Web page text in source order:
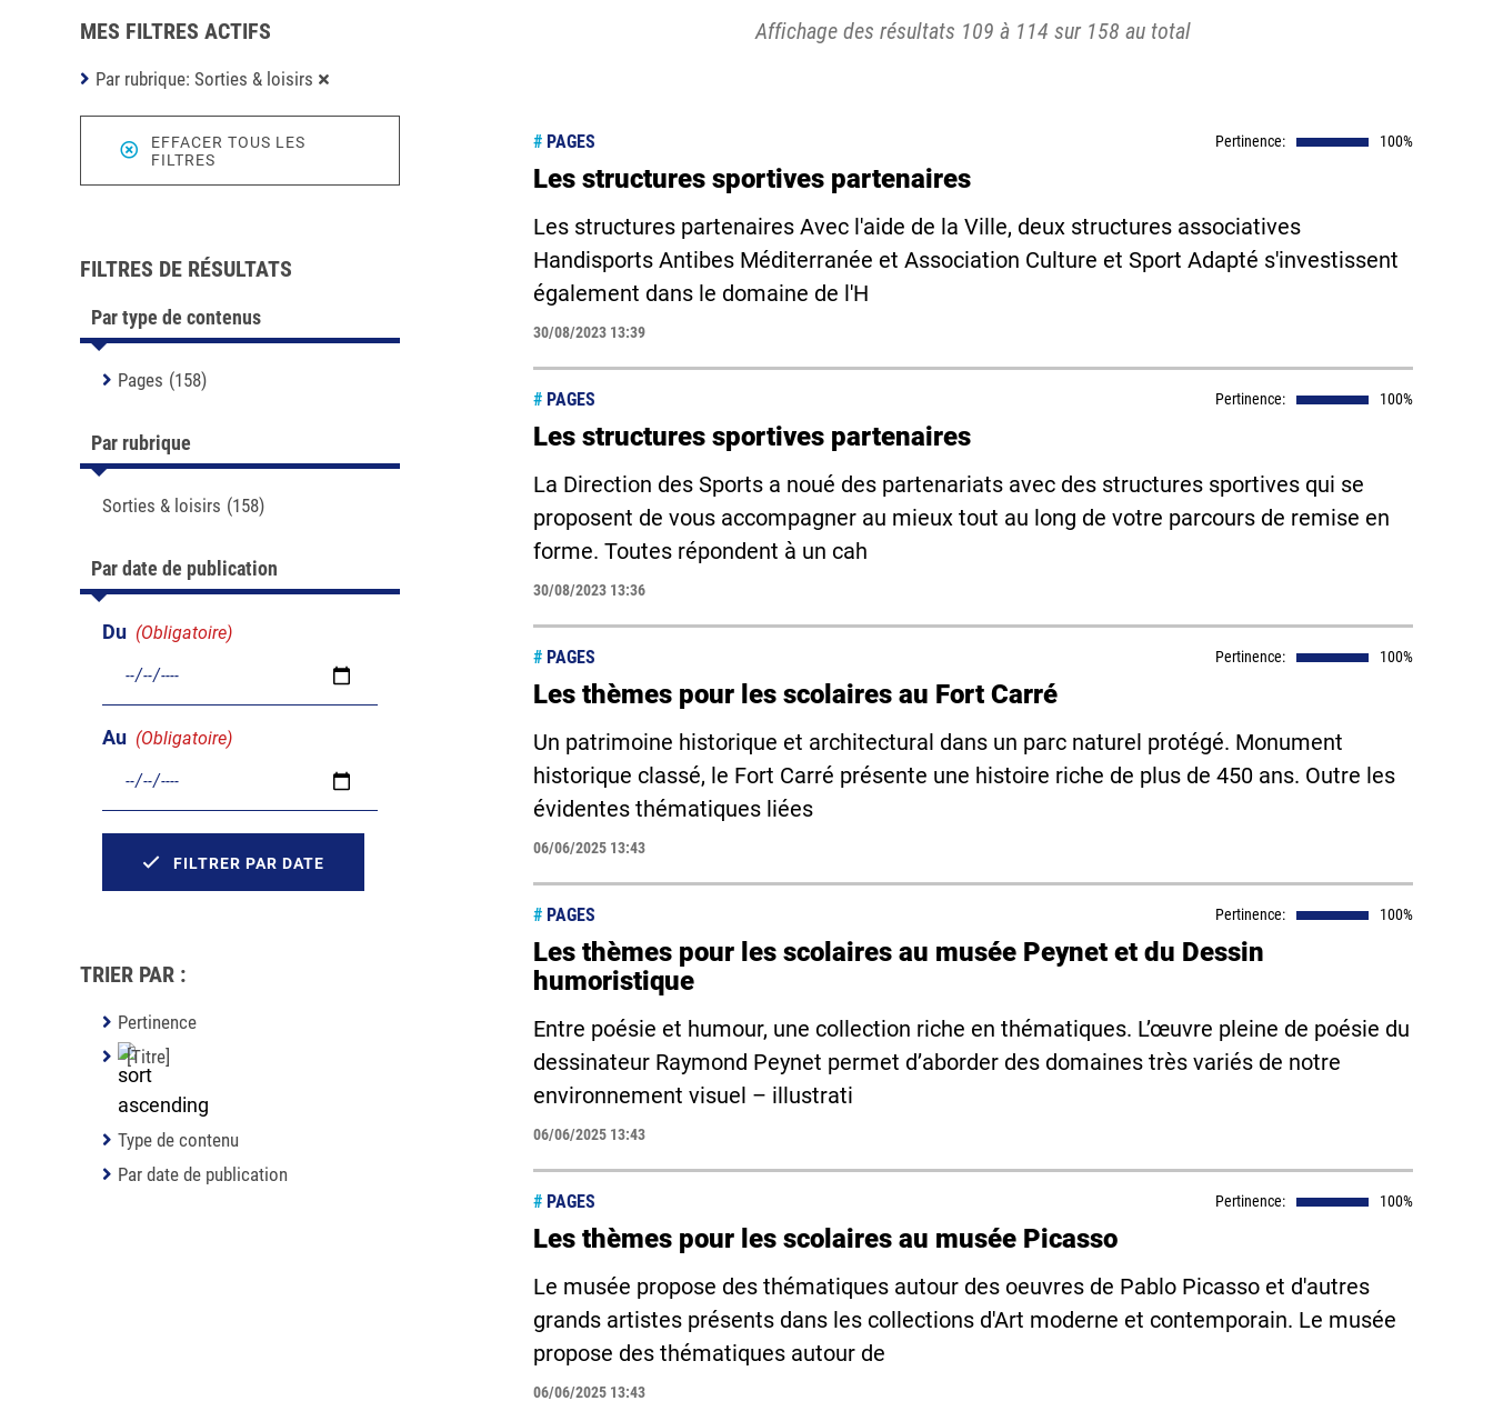
Affichage des résultats 109 à 114 sur 158 au total
# PAGES Pertinence: 100%
Les structures sportives partenaires
Les structures partenaires Avec l'aide de la Ville, deux structures associatives
Handisports Antibes Méditerranée et Association Culture et Sport Adapté s'investissent
également dans le domaine de l'H
30/08/2023 13:39
# PAGES Pertinence: 100%
Les structures sportives partenaires
La Direction des Sports a noué des partenariats avec des structures sportives qui se
proposent de vous accompagner au mieux tout au long de votre parcours de remise en
forme. Toutes répondent à un cah
30/08/2023 13:36
# PAGES Pertinence: 100%
Les thèmes pour les scolaires au Fort Carré
Un patrimoine historique et architectural dans un parc naturel protégé. Monument
historique classé, le Fort Carré présente une histoire riche de plus de 450 ans. Outre les
évidentes thématiques liées
06/06/2025 13:43
# PAGES Pertinence: 100%
Les thèmes pour les scolaires au musée Peynet et du Dessin
humoristique
Entre poésie et humour, une collection riche en thématiques. L’œuvre pleine de poésie du
dessinateur Raymond Peynet permet d’aborder des domaines très variés de notre
environnement visuel – illustrati
06/06/2025 13:43
# PAGES Pertinence: 100%
Les thèmes pour les scolaires au musée Picasso
Le musée propose des thématiques autour des oeuvres de Pablo Picasso et d'autres
grands artistes présents dans les collections d'Art moderne et contemporain. Le musée
propose des thématiques autour de
06/06/2025 13:43
MES FILTRES ACTIFS
Par rubrique: Sorties & loisirs
EFFACER TOUS LES
FILTRES
FILTRES DE RÉSULTATS
Par type de contenus
Pages (158)
Par rubrique
Sorties & loisirs (158)
Par date de publication
Du (Obligatoire)
Au (Obligatoire)
FILTRER PAR DATE
TRIER PAR :
Pertinence
[Titre]
Type de contenu
Par date de publication